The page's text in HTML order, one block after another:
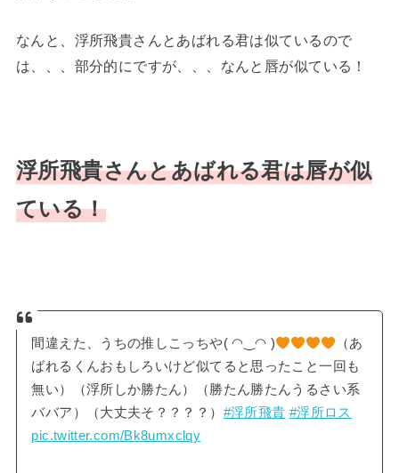
なんと、浮所飛貴さんとあばれる君は似ているので
は、、、部分的にですが、、、なんと唇が似ている！
浮所飛貴さんとあばれる君は唇が似
ている！
間違えた、うちの推しこっちや( ◠‿◠ )
（あ
ばれるくんおもしろいけど似てると思ったこと一回も
無い）（浮所しか勝たん）（勝たん勝たんうるさい系
ババア）（大丈夫そ？？？？） #浮所飛貴 #浮所ロス
pic.twitter.com/Bk8umxclqy